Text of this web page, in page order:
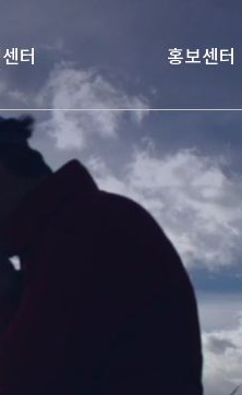
터 홍보센터
터 홍보센터